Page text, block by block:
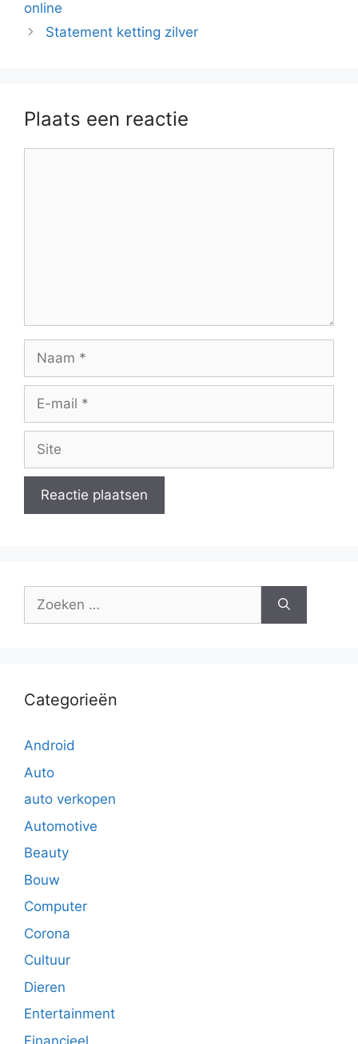
online
Statement ketting zilver
Plaats een reactie
Naam
Site
Zoek
Categorieën
Android
Auto
auto verkopen
Automotive
Beauty
Bouw
Computer
Corona
Cultuur
Dieren
Entertainment
Financieel